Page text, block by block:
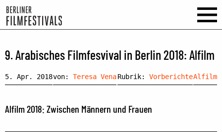
9. Arabisches Filmfesvival in Berlin 2018: Alfilm
5. Apr. 2018von:Teresa VenaRubrik: VorberichteAlfilm
Alfilm 2018: Zwischen Männern und Frauen